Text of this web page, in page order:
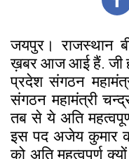
जयपुर। राजस्थान
ख़बर आज आई हैं. जी
प्रदेश संगठन
संगठन महामंत्री
तब से ये अति
इस पद अजेय कुमार
को अति महत्वपूर्ण